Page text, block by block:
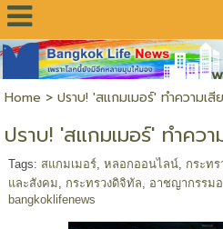
Home > ปราบ! 'สแกมเมอร์' ทำความเ
ปราบ! 'สแกมเมอร์' ทำคว
Tags: สแกมเมอร์, หลอกออนไลน์, กระทร
และสังคม
กระทรวงดิจิทัล อาชญากรรม
bangkoklifenews